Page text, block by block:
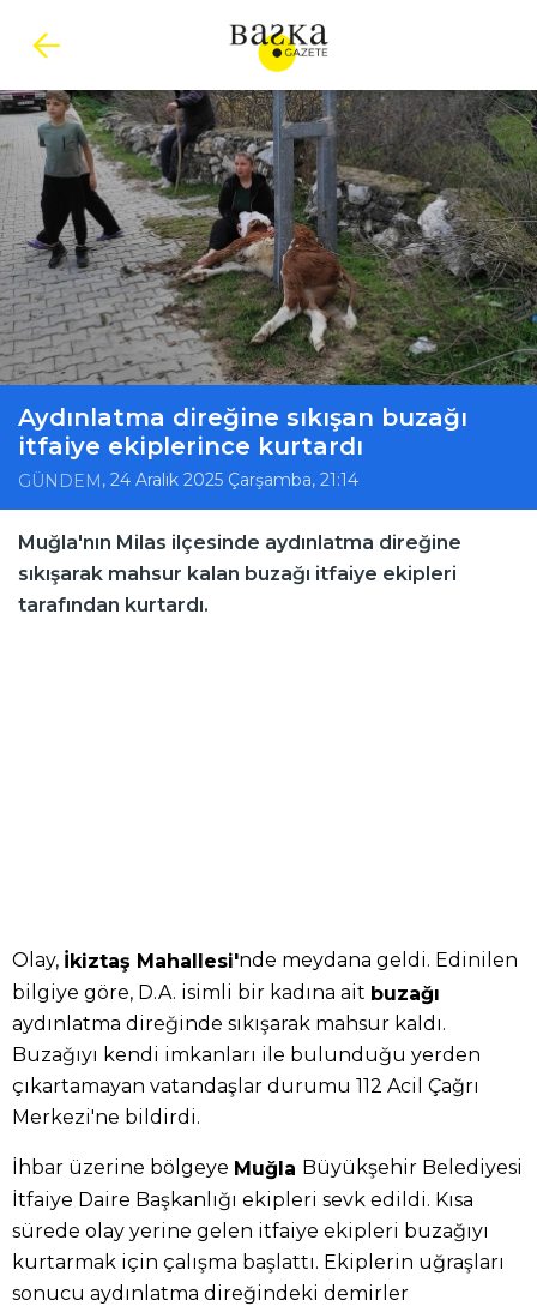
Aydınlatma direğine sıkışan buzağı
itfaiye ekiplerince kurtardı
GÜNDEM, 24 Aralık 2025 Çarşamba, 21:14
Muğla'nın Milas ilçesinde aydınlatma direğine
sıkışarak mahsur kalan buzağı itfaiye ekipleri
tarafından kurtardı.
Olay, İkiztaş Mahallesi'nde meydana geldi. Edinilen
bilgiye göre, D.A. isimli bir kadına ait buzağı
aydınlatma direğinde sıkışarak mahsur kaldı.
Buzağıyı kendi imkanları ile bulunduğu yerden
çıkartamayan vatandaşlar durumu 112 Acil Çağrı
Merkezi'ne bildirdi.
İhbar üzerine bölgeye Muğla Büyükşehir Belediyesi
İtfaiye Daire Başkanlığı ekipleri sevk edildi. Kısa
sürede olay yerine gelen itfaiye ekipleri buzağıyı
kurtarmak için çalışma başlattı. Ekiplerin uğraşları
sonucu aydınlatma direğindeki demirler